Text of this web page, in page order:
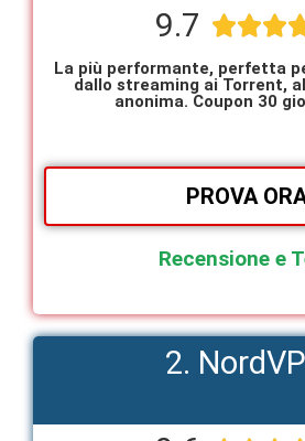
9.7 
La più performante, perfetta
dallo streaming ai Torrent,
anonima. Coupon 30
PROVA
Recensione e
2.